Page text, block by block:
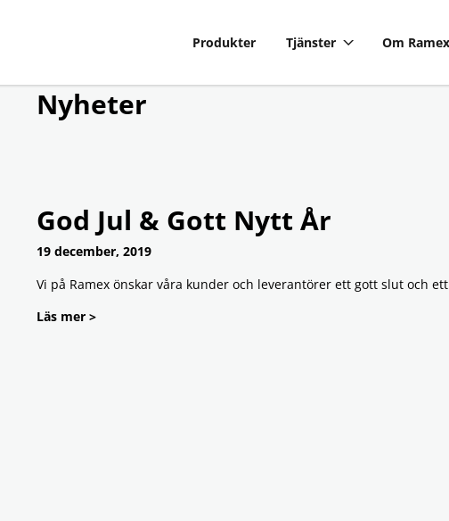
Produkter Tjänster Om Ramex
Nyheter
God Jul & Gott Nytt År
19 december, 2019
Vi på Ramex önskar våra kunder och leverantörer ett gott slut och
Läs mer >